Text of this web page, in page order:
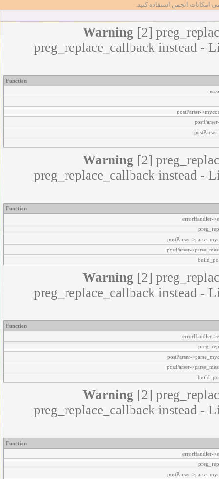
امکانات انجمن استفاده کنید.
Warning [2]
preg_replace_callback instead -
Function
postParser-
Warning [2]
preg_replace_callback instead -
Function
errorHandler-
postParser-
postParser-
Warning [2]
preg_replace_callback instead -
Function
errorHandler-
postParser-
postParser-
Warning [2]
preg_replace_callback instead -
Function
errorHandler-
postParser-